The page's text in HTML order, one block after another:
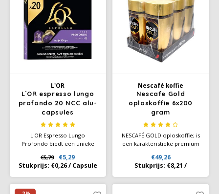
Passalacqua
Piacetto
Segafredo
Swisso Kaffee
TikTak
L'OR
L´OR espresso lungo
profondo 20 NCC alu-
capsules
L'OR Espresso Lungo
Profondo biedt een unieke
en kruidige aroma’s. De
zorgvuldig geselecteerde
arabicabonen zorgen voor
een verfijnde smaak die elke
€5,79
€5,29
Stukprijs: €0,26/ Capsule
Nescafé koffie
Nescafe Gold
oploskoffie 6x200
gram
NESCAFÉ GOLD oploskoffie; is
een karakteristieke premium
NESCAFÉ® GOLD zijn nu
fijngemalen Arabica
koffiebonen toegevoegd,
waardoor de zachte smaak en
€49,26
Stukprijs: €8,21 /